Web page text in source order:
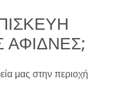
μας στην περιοχή